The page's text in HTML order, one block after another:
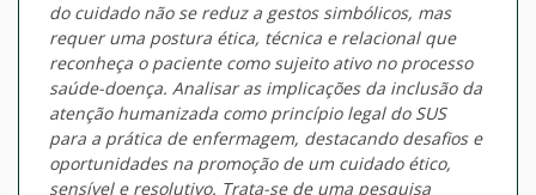
do cuidado não se reduz a gestos simbólicos, mas
requer uma postura ética, técnica e relacional que
reconheça o paciente como sujeito ativo no processo
saúde-doença. Analisar as implicações da inclusão da
atenção humanizada como princípio legal do SUS
para a prática de enfermagem, destacando desafios e
oportunidades na promoção de um cuidado ético,
sensível e resolutivo. Trata-se de uma pesquisa